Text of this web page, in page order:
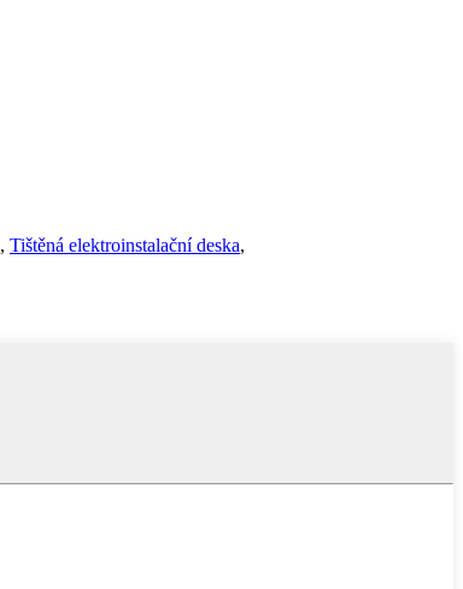
, Tištěná elektroinstalační deska,